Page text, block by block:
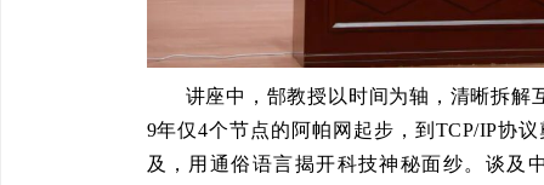
讲座中，郜教授以时间为轴，清晰拆解
9年仅4个节点的阿帕网起步，到TCP/IP协
及，用通俗语言揭开科技神秘面纱。谈及